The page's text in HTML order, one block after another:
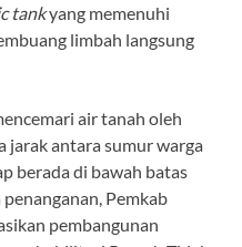
tankyang memenuhi
limbah langsung
air tanah oleh
jarak antara sumur warga
berada di bawah batas
Pemkab
pembangunan